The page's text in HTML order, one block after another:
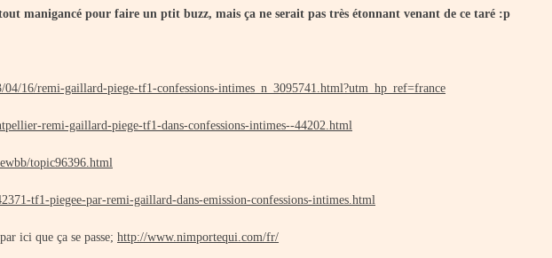
manigancé pour faire un ptit buzz, mais ça ne serait pas très étonnant venant de ce taré :p
16/remi-gaillard-piege-tf1-confessions-intimes_n_3095741.html?utm_hp_ref=france
remi-gaillard-piege-tf1-dans-confessions-intimes--44202.html
topic96396.html
tf1-piegee-par-remi-gaillard-dans-emission-confessions-intimes.html
ici que ça se passe; http://www.nimportequi.com/fr/